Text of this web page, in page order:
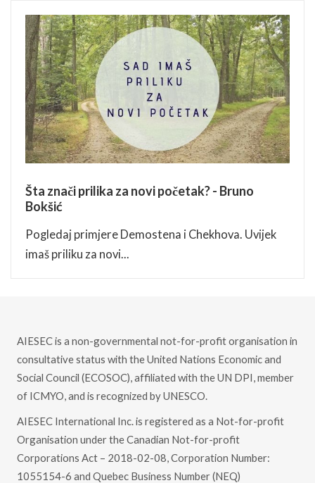
Šta znači prilika za novi početak? - Bruno
Bokšić
Pogledaj primjere Demostena i Chekhova. Uvijek
imaš priliku za novi...
AIESEC is a non-governmental not-for-profit organisation in
consultative status with the United Nations Economic and
Social Council (ECOSOC), affiliated with the UN DPI, member
of ICMYO, and is recognized by UNESCO.
AIESEC International Inc. is registered as a Not-for-profit
Organisation under the Canadian Not-for-profit
Corporations Act – 2018-02-08, Corporation Number:
1055154-6 and Quebec Business Number (NEQ)